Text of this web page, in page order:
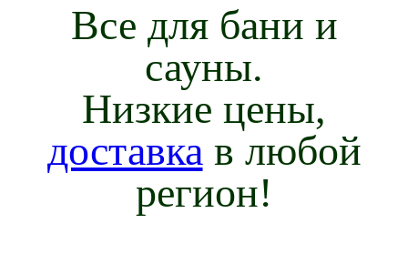
Все для бани и
сауны.
Низкие цены,
доставка в любой
регион!